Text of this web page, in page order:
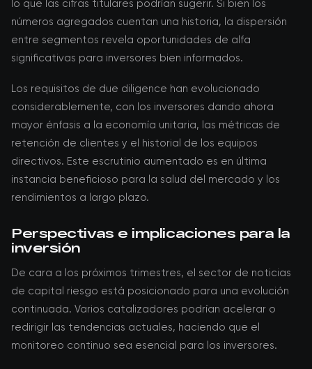
lo que las cifras titulares podrían sugerir. Si bien los
números agregados cuentan una historia, la dispersión
entre segmentos revela oportunidades de alfa
significativas para inversores bien informados.
Los requisitos de due diligence han evolucionado
considerablemente, con los inversores dando ahora
mayor énfasis a la economía unitaria, las métricas de
retención de clientes y el historial de los equipos
directivos. Este escrutinio aumentado es en última
instancia beneficioso para la salud del mercado y los
rendimientos a largo plazo.
Perspectivas e implicaciones para la
inversión
De cara a los próximos trimestres, el sector de noticias
de capital riesgo está posicionado para una evolución
continuada. Varios catalizadores podrían acelerar o
redirigir las tendencias actuales, haciendo que el
monitoreo continuo sea esencial para los inversores.